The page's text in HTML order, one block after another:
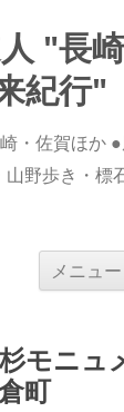
"長
紀行"
・佐賀ほか
野歩き・標
メニュー
杉モニ
町